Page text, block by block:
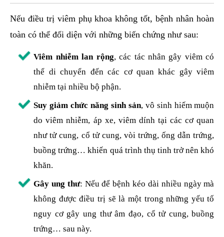
Nếu điều trị viêm phụ khoa không tốt, bệnh nhân hoàn
toàn có thể đối diện với những biến chứng như sau:
Viêm nhiễm lan rộng, các tác nhân gây viêm có
thể di chuyển đến các cơ quan khác gây viêm
nhiễm tại nhiều bộ phận.
Suy giảm chức năng sinh sản, vô sinh hiếm muộn
do viêm nhiễm, áp xe, viêm dính tại các cơ quan
như tử cung, cổ tử cung, vòi trứng, ống dẫn trứng,
buồng trứng… khiến quá trình thụ tinh trở nên khó
khăn.
Gây ung thư: Nếu để bệnh kéo dài nhiều ngày mà
không được điều trị sẽ là một trong những yếu tố
nguy cơ gây ung thư âm đạo, cổ tử cung, buồng
trứng… sau này.